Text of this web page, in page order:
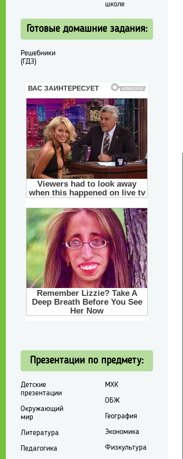
школе
Готовые домашние задания:
Решебники
(ГДЗ)
Презентации по предмету:
Детские
презентации
Окружающий
мир
Литература
Педагогика
МХК
ОБЖ
География
Экономика
Физкультура